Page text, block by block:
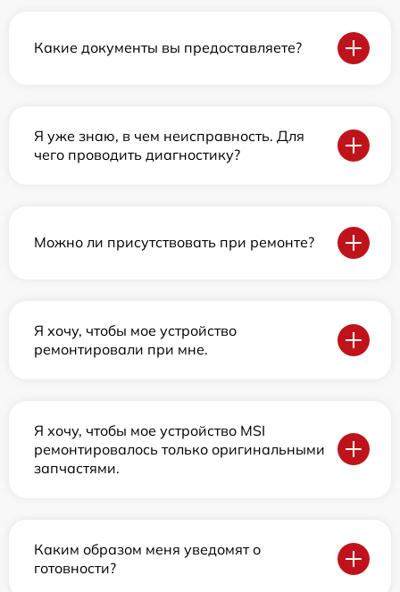
Какие документы вы предоставляете?
Я уже знаю, в чем неисправность. Для
чего проводить диагностику?
Можно ли присутствовать при ремонте?
Я хочу, чтобы мое устройство
ремонтировали при мне.
Я хочу, чтобы мое устройство MSI
ремонтировалось только оригинальными
запчастями.
Каким образом меня уведомят о
готовности?